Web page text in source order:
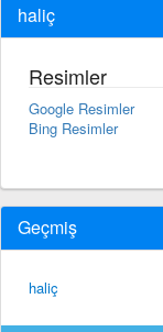
haliç
Resimler
Google Resimler
Bing Resimler
Geçmiş
haliç